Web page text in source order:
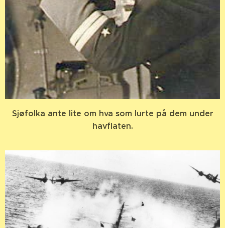
Sjøfolka ante lite om hva som lurte på dem under
havflaten.